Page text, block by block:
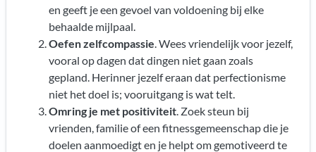
en geeft je een gevoel van voldoening bij elke
behaalde mijlpaal.
Oefen zelfcompassie. Wees vriendelijk voor jezelf,
vooral op dagen dat dingen niet gaan zoals
gepland. Herinner jezelf eraan dat perfectionisme
niet het doel is; vooruitgang is wat telt.
Omring je met positiviteit. Zoek steun bij
vrienden, familie of een fitnessgemeenschap die je
doelen aanmoedigt en je helpt om gemotiveerd te